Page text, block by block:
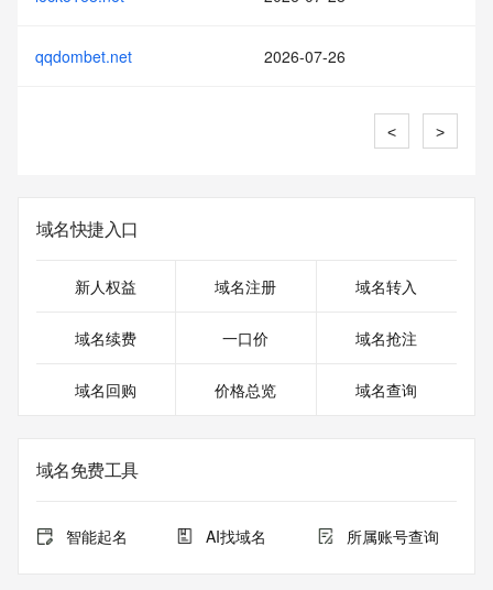
qqdombet.net 2026-07-26
< >
域名快捷入口
新人权益 域名注册 域名转入
域名续费 一口价 域名抢注
域名回购 价格总览 域名查询
域名免费工具
智能起名 AI找域名 所属账号查询